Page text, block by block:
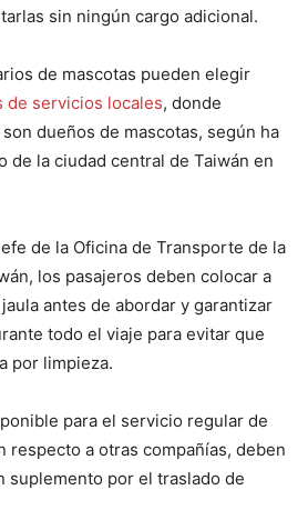
sin ningún cargo adicional.
de mascotas pueden elegir
de servicios locales, donde
dueños de mascotas, según ha
de la ciudad central de Taiwán en
de la Oficina de Transporte de la
los pasajeros deben colocar a
antes de abordar y garantizar
todo el viaje para evitar que
por limpieza.
para el servicio regular de
respecto a otras compañías, deben
suplemento por el traslado de